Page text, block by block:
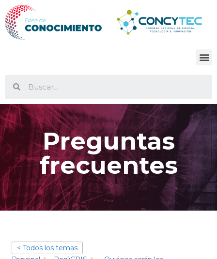
Preguntas
frecuentes
< Todos los temas